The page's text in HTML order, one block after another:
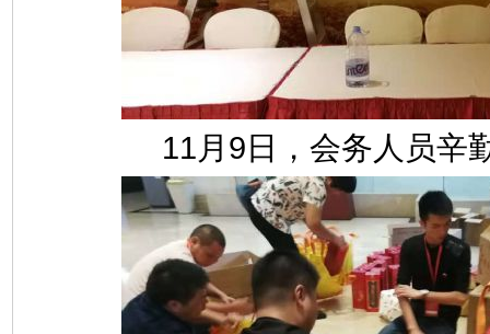
11月9日，会务人员辛